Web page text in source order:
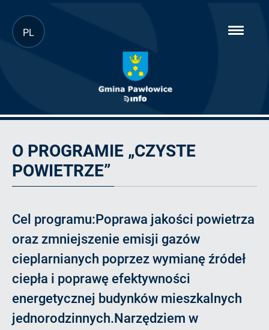
Przejdź
do
PL
O PROGRAMIE „CZYSTE
POWIETRZE”
Cel programu:Poprawa jakości powietrza
oraz zmniejszenie emisji gazów
cieplarnianych poprzez wymianę źródeł
ciepła i poprawę efektywności
energetycznej budynków mieszkalnych
jednorodzinnych.Narzędziem w